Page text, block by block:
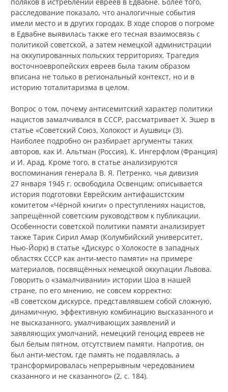
поляков в истреблении евреев в Едвабне. Более того,
расследование показало, что аналогичные события
имели место и в других городах. В ходе споров о погроме
в Едвабне выявилась также его тесная взаимосвязь с
политикой советской, а затем немецкой администрации
на оккупированных польских территориях. Трагедия
восточноевропейских евреев была таким образом
вписана не только в региональный контекст, но и в
историю тоталитаризма в целом.
Вопрос о том, почему антисемитский характер политики
нацистов замалчивался в СССР, рассматривает Х. Эшер в
статье «Советский Союз, Холокост и Аушвиц» (3).
Наиболее подробно он разбирает аргументы таких
авторов, как И. Альтман (Россия), К. Ингерфлом (Франция)
и И. Арад. Кроме того, в статье анализируются
воспоминания генерала В. Я. Петренко, чья дивизия
27 января 1945 г. освободила Освенцим; описывается
история подготовки Еврейским антифашистским
комитетом «Чёрной книги» о преступлениях нацистов,
запрещённой советским руководством к публикации.
Особенности советской политики памяти анализирует
также Тарик Сирил Амар (Колумбийский университет,
Нью-Йорк) в статье «Дискурс о Холокосте в западных
областях СССР как анти-место памяти» на примере
материалов, посвящённых немецкой оккупации Львова.
Говорить о «замалчивании» истории Шоа в нашей
стране, по его мнению, не совсем корректно:
«В советском дискурсе, представлявшем собой сложную,
динамичную, эффективную комбинацию высказанного и
не высказанного, умалчивающих заявлений и
заявляющих умолчаний, немецкий геноцид евреев не
был белым пятном, отсутствием памяти. Напротив, он
был анти-местом, где память не подавлялась, а
трансформировалась непрерывным чередованием
сказанного и не сказанного» (2, с. 184).